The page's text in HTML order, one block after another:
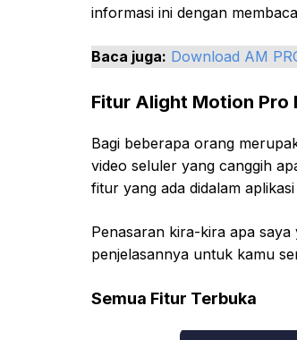
informasi ini dengan
Baca juga: Download AM
Fitur Alight Motion Pro
Bagi beberapa orang
video seluler yang canggih
fitur yang ada didalam
Penasaran kira-kira apa
penjelasannya untuk kamu
Semua Fitur Terbuka